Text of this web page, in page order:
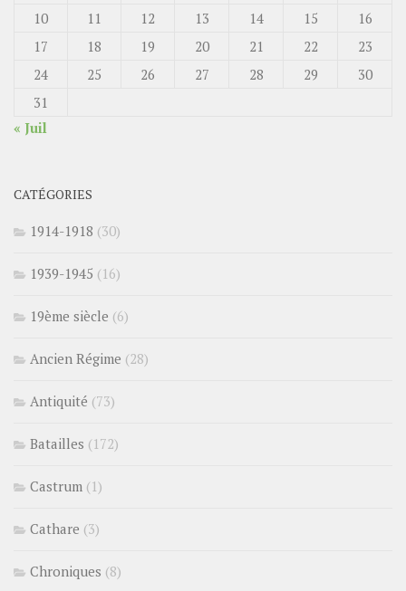
10
11 12 13 14 15
16
17
18 19 20 21 22
23
24
25 26 27 28 29
30
31
« Juil
CATÉGORIES
1914-1918 (30)
1939-1945 (16)
19ème siècle (6)
Ancien Régime (28)
Antiquité (73)
Batailles (172)
Castrum (1)
Cathare (3)
Chroniques (8)